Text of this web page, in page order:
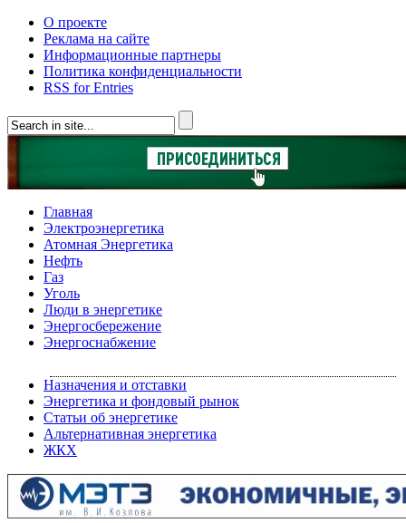
О проекте
Реклама на сайте
Информационные партнеры
Политика конфиденциальности
RSS for Entries
Главная
Электроэнергетика
Атомная Энергетика
Нефть
Газ
Уголь
Люди в энергетике
Энергосбережение
Энергоснабжение
Назначения и отставки
Энергетика и фондовый рынок
Статьи об энергетике
Альтернативная энергетика
ЖКХ